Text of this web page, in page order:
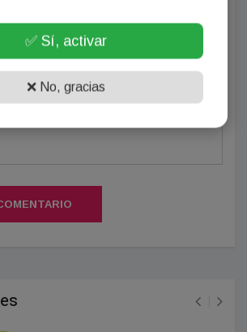
publicado)
✅ Sí, activar
❌ No, gracias